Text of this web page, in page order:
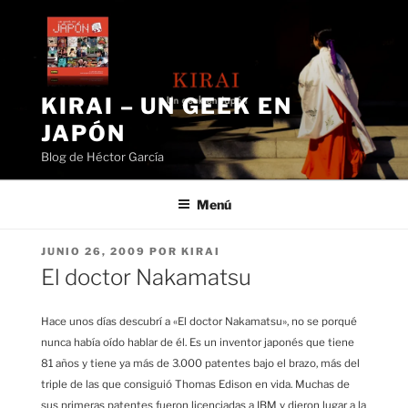
contenido
KIRAI – UN GEEK EN
JAPÓN
Blog de Héctor García
Menú
PUBLICADO
EL
JUNIO 26, 2009 POR KIRAI
El doctor Nakamatsu
Hace unos días descubrí a «El doctor Nakamatsu», no se porqué
nunca había oído hablar de él. Es un inventor japonés que tiene
81 años y tiene ya más de 3.000 patentes bajo el brazo, más del
triple de las que consiguió Thomas Edison en vida. Muchas de
sus primeras patentes fueron licenciadas a IBM y dieron lugar a la